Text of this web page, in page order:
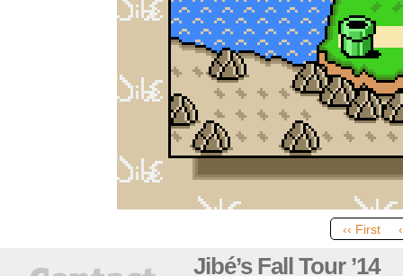
‹‹ First
Jibé’s Fall Tour ’14